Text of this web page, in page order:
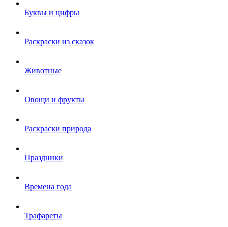
Буквы и цифры
Раскраски из сказок
Животные
Овощи и фрукты
Раскраски природа
Праздники
Времена года
Трафареты